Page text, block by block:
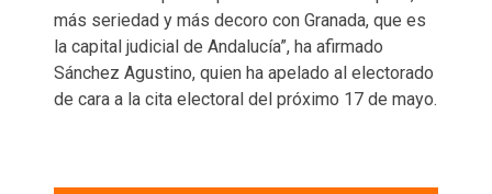
más seriedad y más decoro con Granada, que es
la capital judicial de Andalucía”, ha afirmado
Sánchez Agustino, quien ha apelado al electorado
de cara a la cita electoral del próximo 17 de mayo.